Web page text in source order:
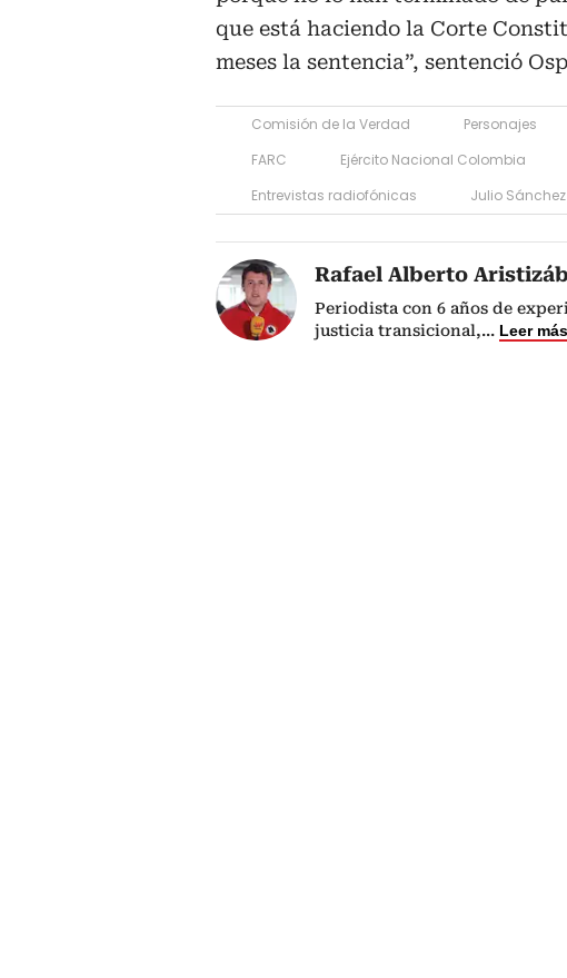
que está haciendo la Corte
meses la sentencia”, sentenció
Comisión de la Verdad Personajes
FARC
Ejército Nacional Colombia
Entrevistas radiofónicas
Julio
Rafael Alberto
Periodista con 6 años de
justicia transicional,... Leer más